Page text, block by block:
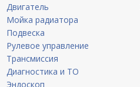
Двигатель
Мойка радиатора
Подвеска
Рулевое управление
Трансмиссия
Диагностика и ТО
Эндоскоп